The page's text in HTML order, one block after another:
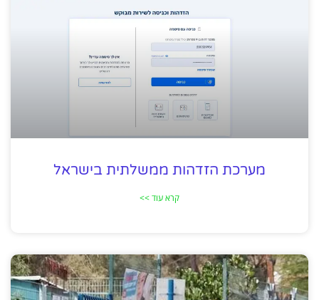
מערכת הזדהות ממשלתית בישראל
קרא עוד >>